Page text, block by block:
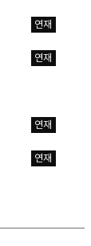
연재
연재
연재
연재